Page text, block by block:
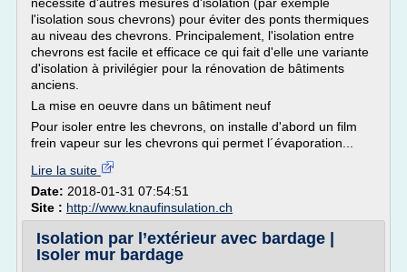
l'isolation sous chevrons) pour éviter des ponts thermiques
au niveau des chevrons. Principalement, l'isolation entre
chevrons est facile et efficace ce qui fait d'elle une variante
d'isolation à privilégier pour la rénovation de bâtiments
anciens.
La mise en oeuvre dans un bâtiment neuf
Pour isoler entre les chevrons, on installe d'abord un film
frein vapeur sur les chevrons qui permet l´évaporation...
Lire la suite
Date: 2018-01-31 07:54:51
Site : http://www.knaufinsulation.ch
Isolation par l’extérieur avec bardage |
Isoler mur bardage